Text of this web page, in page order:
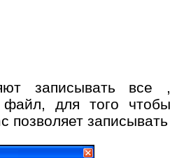
записывать
файл, для того
позволяет